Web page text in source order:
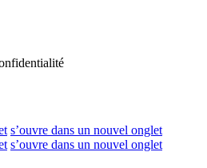
s’ouvre dans un nouvel onglet
s’ouvre dans un nouvel onglet